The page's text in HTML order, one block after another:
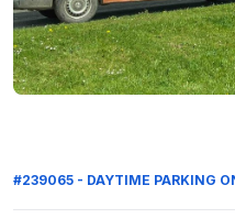
#239065 - DAYTIME PARKING